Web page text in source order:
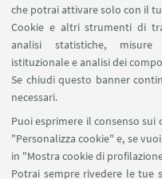
che potrai attivare solo con il
Cookie e altri strumenti di
analisi statistiche, misure
istituzionale e analisi dei
Se chiudi questo banner
necessari.
Puoi esprimere il consenso
"Personalizza cookie" e, se
in "Mostra cookie di
Potrai sempre rivedere le tue
IN EVIDENZA
Ciclo Mediterraneo
Ciclo Mediterraneo -
Ciclo Mediterraneo